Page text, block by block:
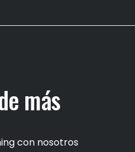
más
con nosotros